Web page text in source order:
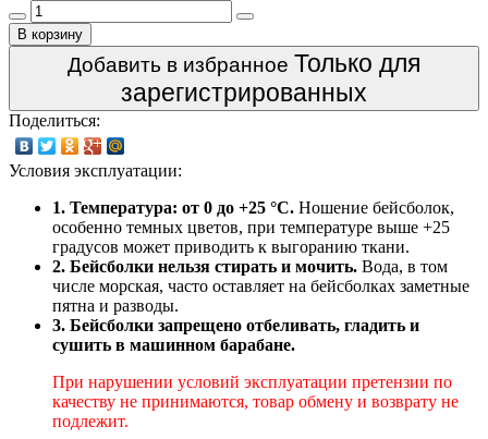
В корзину
Добавить в избранное Только для
зарегистрированных
Поделиться:
Условия эксплуатации:
1. Температура: от 0 до +25 °C. Ношение бейсболок,
особенно темных цветов, при температуре выше +25
градусов может приводить к выгоранию ткани.
2. Бейсболки нельзя стирать и мочить. Вода, в том
числе морская, часто оставляет на бейсболках заметные
пятна и разводы.
3. Бейсболки запрещено отбеливать, гладить и
сушить в машинном барабане.
При нарушении условий эксплуатации претензии по
качеству не принимаются, товар обмену и возврату не
подлежит.